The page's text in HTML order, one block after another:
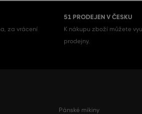
za vrácení
51 PRODEJEN V ČESKU
K nákupu zboží můžete
prodejny.
Pánské mikiny